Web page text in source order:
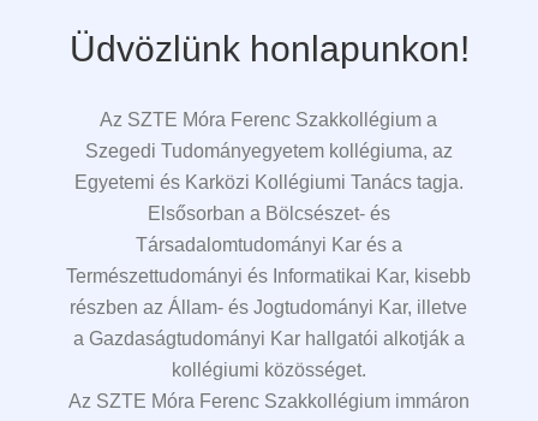
Üdvözlünk honlapunkon!
Az SZTE Móra Ferenc Szakkollégium a
Szegedi Tudományegyetem kollégiuma, az
Egyetemi és Karközi Kollégiumi Tanács tagja.
Elsősorban a Bölcsészet- és
Társadalomtudományi Kar és a
Természettudományi és Informatikai Kar, kisebb
részben az Állam- és Jogtudományi Kar, illetve
a Gazdaságtudományi Kar hallgatói alkotják a
kollégiumi közösséget.
Az SZTE Móra Ferenc Szakkollégium immáron